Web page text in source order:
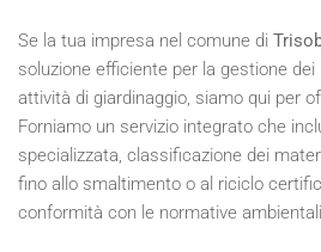
Se la tua impresa nel comune di
soluzione efficiente per la gestione
attività di giardinaggio, siamo qui per
Forniamo un servizio integrato che
specializzata, classificazione dei
fino allo smaltimento o al riciclo
conformità con le normative